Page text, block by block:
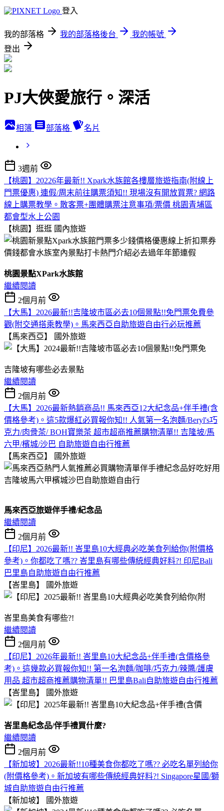
登入
我的部落格 我的部落格後台
我的帳號
登出
PJ大俠愛旅行。深活
相簿 部落格 名片
3週前
【桃園】20226年最新!! Xpark水族館各樓層旅遊指南(附線上
門票優惠) 連假/周末前往購票須知!! 現場沒有開放買票? 網路
線上購票教學。散客票+團體購票注意事項/票價 桃園青埔區
都會型水上公園
【桃園】逛逛 國內旅遊
桃園景點XPark水族館
繼續閱讀
2個月前
【大馬】2026最新!!吉隆坡市區必去10個景點!!免門票免費參
觀(附交通搭乘教學)。馬來西亞自助旅遊自由行必玩推薦
【馬來西亞】
國外旅遊
吉隆坡有哪些必去景點
繼續閱讀
2個月前
【大馬】2026最新熱銷商品!! 馬來西亞12大紀念品+伴手禮(含
價格參考)。這5款爆紅必買報你知!! 人氣第一名泡麵/Beryl's巧
克力/肉骨茶/ BOH寶樂茶 超市超商推薦購物清單!! 吉隆坡/馬
六甲/檳城/沙巴 自助旅遊自由行推薦
【馬來西亞】
國外旅遊
馬來西亞旅遊伴手禮/紀念品
繼續閱讀
2個月前
【印尼】2026最新!! 峇里島10大經典必吃美食列給你(附價格
參考)。你都吃了嗎?? 峇里島有哪些傳統經典好料?! 印尼Bali
巴里島自助旅遊自由行推薦
【峇里島】
國外旅遊
峇里島美食有哪些?!
繼續閱讀
2個月前
【印尼】2026年最新!! 峇里島10大紀念品+伴手禮(含價格參
考)。這幾款必買報你知!! 第一名泡麵/咖啡/巧克力/辣醬/護膚
用品 超市超商推薦購物清單!! 巴里島Bali自助旅遊自由行推薦
【峇里島】
國外旅遊
峇里島紀念品/伴手禮買什麼?
繼續閱讀
2個月前
【新加坡】2026最新!!10種美食你都吃了嗎?? 必吃名單列給你
(附價格參考)。新加坡有哪些傳統經典好料?! Singapore星國/獅
城自助旅遊自由行推薦
【新加坡】
國外旅遊